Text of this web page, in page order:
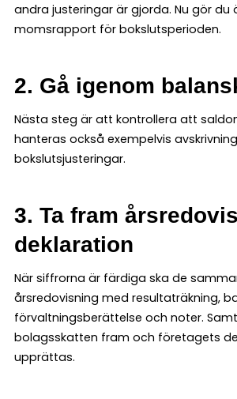
andra justeringar är gjorda. Nu gör du
momsrapport för bokslutsperioden.
2. Gå igenom
Nästa steg är att kontrollera att
hanteras också exempelvis
bokslutsjusteringar.
3. Ta fram
deklaration
När siffrorna är färdiga ska de
årsredovisning med resultaträkning,
förvaltningsberättelse och noter.
bolagsskatten fram och företagets
upprättas.